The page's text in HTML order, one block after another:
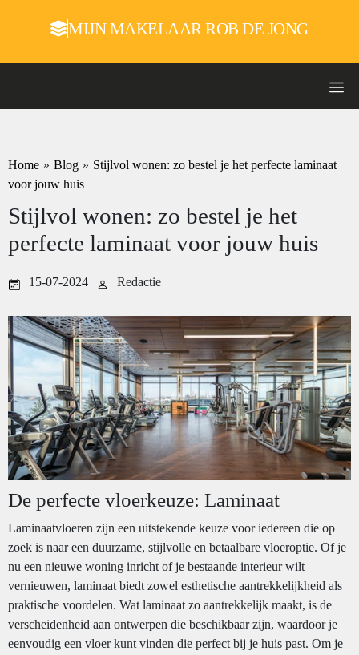
MIJN MAKELAAR ROB DE JONG
Home » Blog » Stijlvol wonen: zo bestel je het perfecte laminaat
voor jouw huis
Stijlvol wonen: zo bestel je het
perfecte laminaat voor jouw huis
15-07-2024 Redactie
De perfecte vloerkeuze: Laminaat
Laminaatvloeren zijn een uitstekende keuze voor iedereen die op
zoek is naar een duurzame, stijlvolle en betaalbare vloeroptie. Of je
nu een nieuwe woning inricht of je bestaande interieur wilt
vernieuwen, laminaat biedt zowel esthetische aantrekkelijkheid als
praktische voordelen. Wat laminaat zo aantrekkelijk maakt, is de
verscheidenheid aan ontwerpen die beschikbaar zijn, waardoor je
eenvoudig een vloer kunt vinden die perfect bij je huis past. Om je